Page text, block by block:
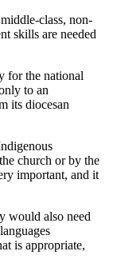
class, non-
skills are needed
for the national
to an
its diocesan
church or by the
important, and it
would also need
is appropriate,